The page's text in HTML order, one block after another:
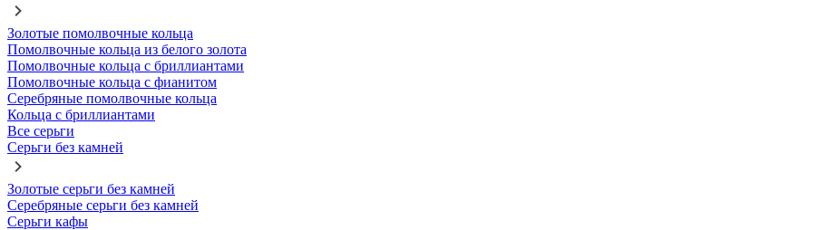
Золотые помолвочные кольца
Помолвочные кольца из белого золота
Помолвочные кольца с бриллиантами
Помолвочные кольца с фианитом
Серебряные помолвочные кольца
Кольца с бриллиантами
Все серьги
Серьги без камней
Золотые серьги без камней
Серебряные серьги без камней
Серьги кафы